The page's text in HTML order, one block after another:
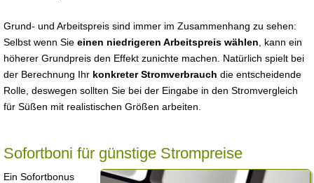
Grund- und Arbeitspreis sind immer im Zusammenhang zu sehen:
Selbst wenn Sie einen niedrigeren Arbeitspreis wählen , kann ein
höherer Grundpreis den Effekt zunichte machen. Natürlich spielt bei
der Berechnung Ihr konkreter Stromverbrauch die entscheidende
Rolle, deswegen sollten Sie bei der Eingabe in den Stromvergleich
für Süßen mit realistischen Größen arbeiten.
Sofortboni für günstige Strompreise
Ein Sofortbonus